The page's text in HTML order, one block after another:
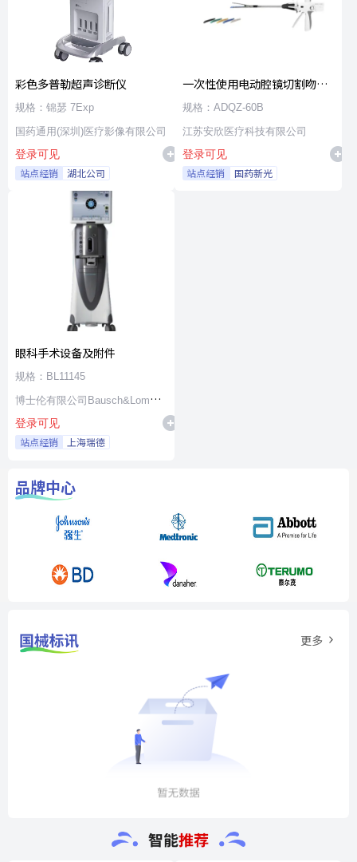
彩色多普勒超声诊断仪
规格：锦瑟 7Exp
国药通用(深圳)医疗影像有限公司
登录可见
站点经销 湖北公司
一次性使用电动腔镜切割吻合
器及组件
规格：ADQZ-60B
江苏安欣医疗科技有限公司
登录可见
站点经销 国药新光
眼科手术设备及附件
规格：BL11145
博士伦有限公司Bausch&Lomb
Incorporated
登录可见
站点经销 上海瑞德
品牌中心